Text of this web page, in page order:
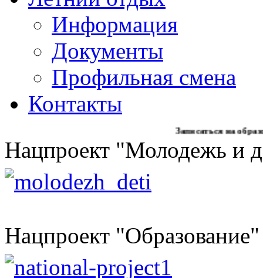
Информация
Документы
Профильная смена
Контакты
Записаться на
Нацпроект "Молодежь и
Нацпроект "Образование"